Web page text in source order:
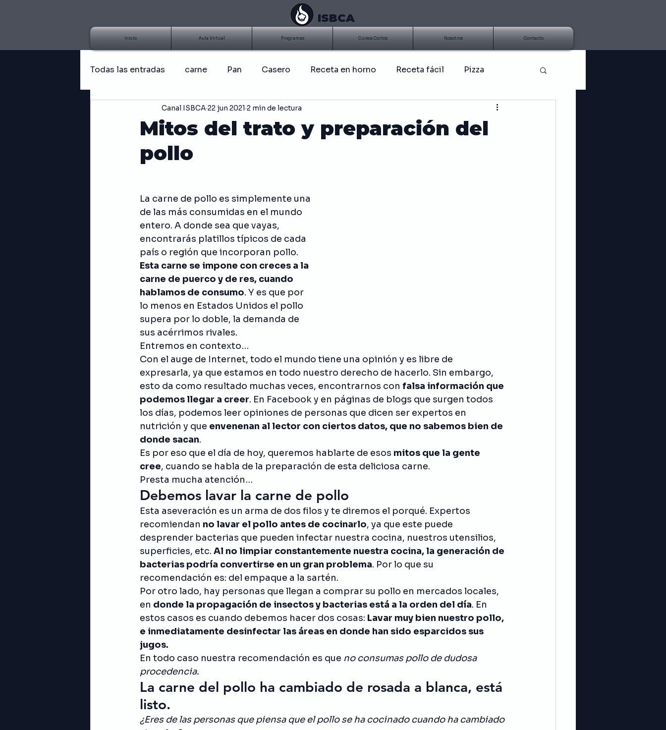
ISBCA
Inicio Aula Virtual Programas Cursos Cortos Nosotros Contacto
Todas las entradas carne Pan Casero Receta en horno Receta fácil Pizza
Tutorial BBQ Costillitas
Hongos Receta fácil
Información Ingredientes Curiosidades
Mitos del trato y preparación del
pollo
Canal ISBCA 22 jun 2021 2 min de lectura
La carne de pollo es simplemente una
de las más consumidas en el mundo
entero. A donde sea que vayas,
encontrarás platillos típicos de cada
país o región que incorporan pollo.
Esta carne se impone con creces a la
carne de puerco y de res, cuando
hablamos de consumo. Y es que por
lo menos en Estados Unidos el pollo
supera por lo doble, la demanda de
sus acérrimos rivales.
Entremos en contexto…
Con el auge de Internet, todo el mundo tiene una opinión y es libre de
expresarla, ya que estamos en todo nuestro derecho de hacerlo. Sin embargo,
esto da como resultado muchas veces, encontrarnos con falsa información que
podemos llegar a creer. En Facebook y en páginas de blogs que surgen todos
los días, podemos leer opiniones de personas que dicen ser expertos en
nutrición y que envenenan al lector con ciertos datos, que no sabemos bien de
donde sacan.
Es por eso que el día de hoy, queremos hablarte de esos mitos que la gente
cree, cuando se habla de la preparación de esta deliciosa carne.
Presta mucha atención…
Debemos lavar la carne de pollo
Esta aseveración es un arma de dos filos y te diremos el porqué. Expertos
recomiendan no lavar el pollo antes de cocinarlo, ya que este puede
desprender bacterias que pueden infectar nuestra cocina, nuestros utensilios,
superficies, etc. Al no limpiar constantemente nuestra cocina, la generación de
bacterias podría convertirse en un gran problema. Por lo que su
recomendación es: del empaque a la sartén.
Por otro lado, hay personas que llegan a comprar su pollo en mercados locales,
en donde la propagación de insectos y bacterias está a la orden del día. En
estos casos es cuando debemos hacer dos cosas: Lavar muy bien nuestro pollo,
e inmediatamente desinfectar las áreas en donde han sido esparcidos sus
jugos.
En todo caso nuestra recomendación es que no consumas pollo de dudosa
procedencia.
La carne del pollo ha cambiado de rosada a blanca, está
listo.
¿Eres de las personas que piensa que el pollo se ha cocinado cuando ha cambiado